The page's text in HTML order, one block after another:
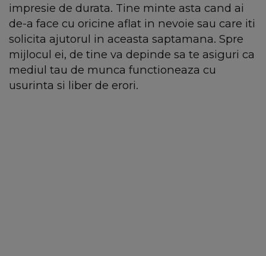
impresie de durata. Tine minte asta cand ai
de-a face cu oricine aflat in nevoie sau care iti
solicita ajutorul in aceasta saptamana. Spre
mijlocul ei, de tine va depinde sa te asiguri ca
mediul tau de munca functioneaza cu
usurinta si liber de erori.